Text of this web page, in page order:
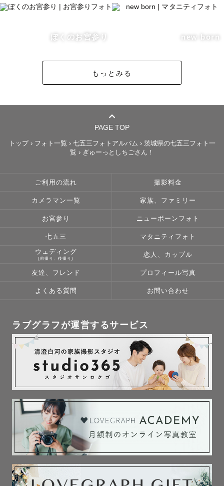
※撮影前にオンライン（zoomやLINEテレビ電話など）で
思います🙆‍♀️
茨城県生まれ、宇都宮市在住の北関東民
自然と旅行と食べることが好き。
取ることが得意です！
たりしながら撮影をしています
活動範囲は基本的に栃木県ですが、近隣県への対応も可能
な場合があります。
【撮影日について】
土日祝日が撮影可能日となりますが、スケジュールが△や
✕の日でも対応可能になる場合がございます！
SNSのDMまたはメールからお気軽にお声かけください。
ささいなことでもお気軽にメッセージでご相談ください🕊
＝＝＝＝＝＝＝＝＝＝＝＝
最後までお読みいただたきありがとうございます！
皆さまとの出会いを大切に、お会いできることを楽しみに
しております。
ぼくのお宮参り new born
もっとみる
PAGE TOP
トップ› フォト一覧 › 七五三フォトアルバム › 茨城県の七五三フォト一
覧 › ぎゅーっとしちごさん！
ご利用の流れ 撮影料金
カメラマン一覧 家族、ファミリー
お宮参り ニューボーンフォト
七五三 マタニティフォト
ウェディング
(前撮り、後撮り)
恋人、カップル
友達、フレンド プロフィール写真
よくある質問 お問い合わせ
ラブグラフが運営するサービス